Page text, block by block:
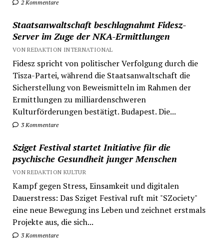
2 Kommentare
Staatsanwaltschaft beschlagnahmt Fidesz-
Server im Zuge der NKA-Ermittlungen
VON REDAKTION INTERNATIONAL
Fidesz spricht von politischer Verfolgung durch die
Tisza-Partei, während die Staatsanwaltschaft die
Sicherstellung von Beweismitteln im Rahmen der
Ermittlungen zu milliardenschweren
Kulturförderungen bestätigt. Budapest. Die...
3 Kommentare
Sziget Festival startet Initiative für die
psychische Gesundheit junger Menschen
VON REDAKTION KULTUR
Kampf gegen Stress, Einsamkeit und digitalen
Dauerstress: Das Sziget Festival ruft mit "SZociety"
eine neue Bewegung ins Leben und zeichnet erstmals
Projekte aus, die sich...
3 Kommentare